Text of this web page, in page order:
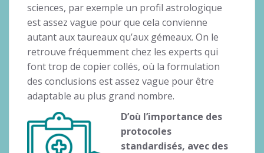
sciences, par exemple un profil astrologique
est assez vague pour que cela convienne
autant aux taureaux qu’aux gémeaux. On le
retrouve fréquemment chez les experts qui
font trop de copier collés, où la formulation
des conclusions est assez vague pour être
adaptable au plus grand nombre.
D’où l’importance des
protocoles
standardisés, avec des